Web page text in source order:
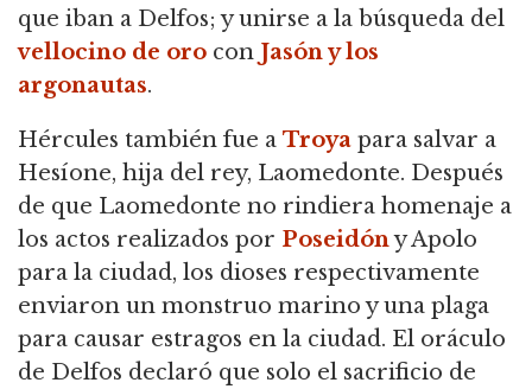
que iban a Delfos; y unirse a la búsqueda del
vellocino de oro con Jasón y los
argonautas.
Hércules también fue a Troya para salvar a
Hesíone, hija del rey, Laomedonte. Después
de que Laomedonte no rindiera homenaje a
los actos realizados por Poseidóny Apolo
para la ciudad, los dioses respectivamente
enviaron un monstruo marino y una plaga
para causar estragos en la ciudad. El oráculo
de Delfos declaró que solo el sacrificio de